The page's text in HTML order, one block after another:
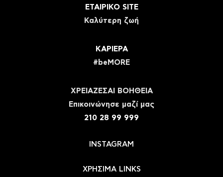
ΕΤΑΙΡΙΚΟ SITE
Καλύτερη ζωή
ΚΑΡΙΕΡΑ
#beMORE
ΧΡΕΙΑΖΕΣΑΙ ΒΟΗΘΕΙΑ
Eπικοινώνησε μαζί μας
210 28 99 999
INSTAGRAM
ΧΡΗΣΙΜΑ LINKS